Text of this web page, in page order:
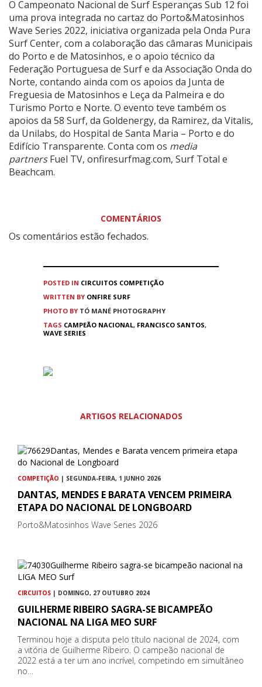
O Campeonato Nacional de Surf Esperanças Sub 12 foi
uma prova integrada no cartaz do Porto&Matosinhos
Wave Series 2022, iniciativa organizada pela Onda Pura
Surf Center, com a colaboração das câmaras Municipais
do Porto e de Matosinhos, e o apoio técnico da
Federação Portuguesa de Surf e da Associação Onda do
Norte, contando ainda com os apoios da Junta de
Freguesia de Matosinhos e Leça da Palmeira e do
Turismo Porto e Norte. O evento teve também os
apoios da 58 Surf, da Goldenergy, da Ramirez, da Vitalis,
da Unilabs, do Hospital de Santa Maria – Porto e do
Edifício Transparente. Conta com os media
partnersFuel TV, onfiresurfmag.com, Surf Total e
Beachcam.
COMENTÁRIOS
Os comentários estão fechados.
POSTED IN CIRCUITOS COMPETIÇÃO
WRITTEN BY ONFIRE SURF
PHOTO BY TÓ MANÉ PHOTOGRAPHY
TAGS CAMPEÃO NACIONAL, FRANCISCO SANTOS,
WAVE SERIES
ARTIGOS RELACIONADOS
COMPETIÇÃO | SEGUNDA-FEIRA, 1 JUNHO 2026
DANTAS, MENDES E BARATA VENCEM PRIMEIRA
ETAPA DO NACIONAL DE LONGBOARD
Porto&Matosinhos Wave Series 2026
CIRCUITOS | DOMINGO, 27 OUTUBRO 2024
GUILHERME RIBEIRO SAGRA-SE BICAMPEÃO
NACIONAL NA LIGA MEO SURF
Terminou hoje a disputa pelo título nacional de 2024, com
a vitória de Guilherme Ribeiro. O campeão nacional de
2022 está a ter um ano incrível, competindo em simultâneo
no…